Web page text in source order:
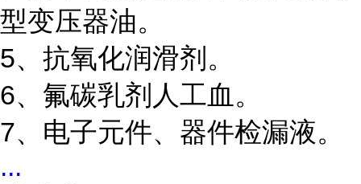
型变压器油。
5、抗氧化润滑剂。
6、氟碳乳剂人工血。
7、电子元件、器件检漏液。
...